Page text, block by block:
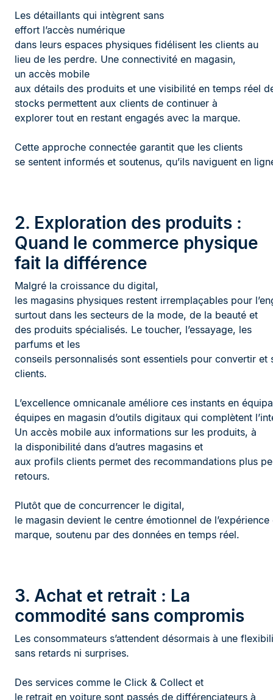
Les détaillants qui intègrent sans
effort l’accès numérique
dans leurs espaces physiques fidélisent les clients au
lieu de les perdre. Une connectivité en magasin,
un accès mobile
aux détails des produits et une visibilité en temps réel
stocks permettent aux clients de continuer à
explorer tout en restant engagés avec la marque.
Cette approche connectée garantit que les clients
se sentent informés et soutenus, qu’ils naviguent en
2. Exploration des produits :
Quand le commerce physique
fait la différence
Malgré la croissance du digital,
les magasins physiques restent irremplaçables pour
surtout dans les secteurs de la mode, de la beauté et
des produits spécialisés. Le toucher, l’essayage, les
parfums et les
conseils personnalisés sont essentiels pour convertir et
clients.
L’excellence omnicanale améliore ces instants en
équipes en magasin d’outils digitaux qui complètent
Un accès mobile aux informations sur les produits, à
la disponibilité dans d’autres magasins et
aux profils clients permet des recommandations plus
retours.
Plutôt que de concurrencer le digital,
le magasin devient le centre émotionnel de l’expérience
marque, soutenu par des données en temps réel.
3. Achat et retrait : La
commodité sans compromis
Les consommateurs s’attendent désormais à une
sans retards ni surprises.
Des services comme le Click & Collect et
le retrait en voiture sont passés de différenciateurs à